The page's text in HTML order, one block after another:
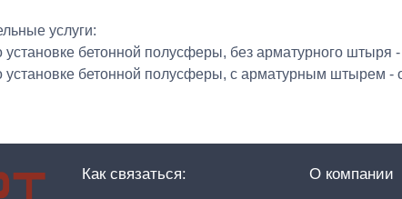
услуги:
установке бетонной полусферы, без арматурного штыря
установке бетонной полусферы, с арматурным штырем -
Как связаться: О компании